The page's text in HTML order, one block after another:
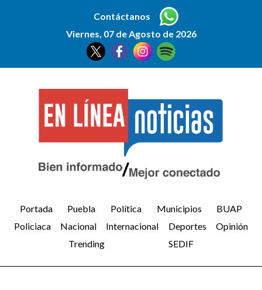
Contáctanos
Viernes, 07 de Agosto de 2026
Portada Puebla Política Municipios
BUAP
Policiaca
Nacional Internacional Deportes
Opinión
Trending
SEDIF